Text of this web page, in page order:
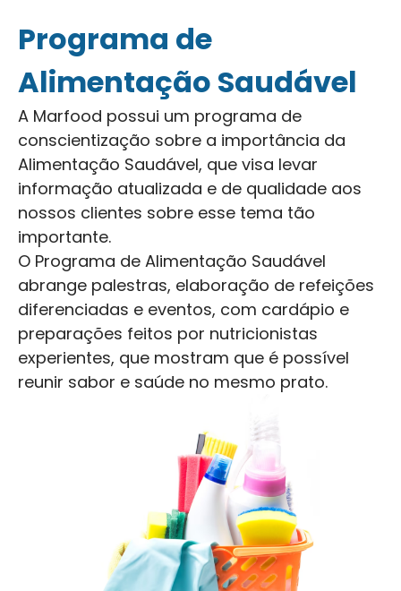
Programa de
Alimentação Saudável
A Marfood possui um programa de
conscientização sobre a importância da
Alimentação Saudável, que visa levar
informação atualizada e de qualidade aos
nossos clientes sobre esse tema tão
importante.
O Programa de Alimentação Saudável
abrange palestras, elaboração de refeições
diferenciadas e eventos, com cardápio e
preparações feitos por nutricionistas
experientes, que mostram que é possível
reunir sabor e saúde no mesmo prato.